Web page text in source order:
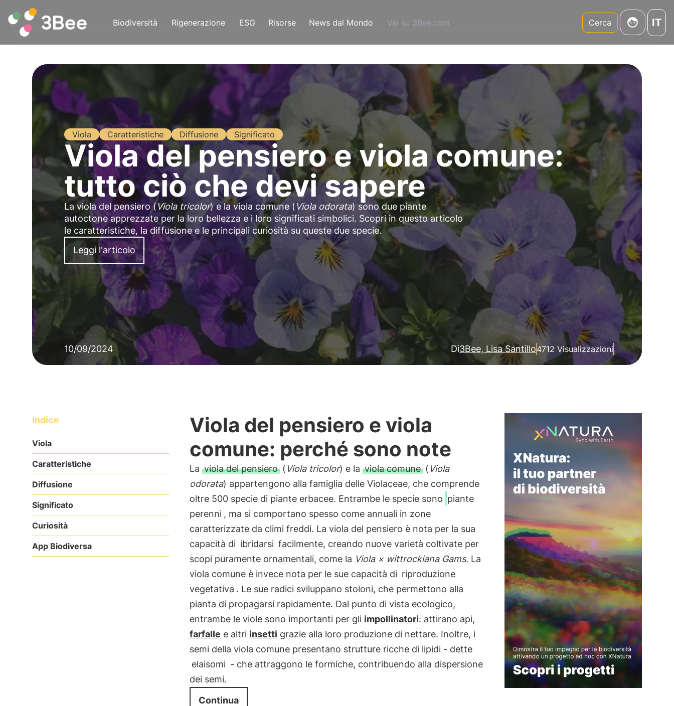
Biodiversità Rigenerazione ESG Risorse News dal Mondo Vai su 3Bee.com Cerca IT
Viola Caratteristiche Diffusione Significato
Viola del pensiero e viola comune:
tutto ciò che devi sapere
La viola del pensiero (Viola tricolor) e la viola comune (Viola odorata) sono due piante
autoctone apprezzate per la loro bellezza e i loro significati simbolici. Scopri in questo articolo
le caratteristiche, la diffusione e le principali curiosità su queste due specie.
Leggi l'articolo
10/09/2024 Di3Bee, Lisa Santillo4712 Visualizzazioni
Indice
Viola
Caratteristiche
Diffusione
Significato
Curiosità
App Biodiversa
Viola del pensiero e viola
comune: perché sono note
La viola del pensiero(Viola tricolor) e la viola comune(Viola
odorata) appartengono alla famiglia delle Violaceae, che comprende
oltre 500 specie di piante erbacee. Entrambe le specie sono piante
perenni , ma si comportano spesso come annuali in zone
caratterizzate da climi freddi. La viola del pensiero è nota per la sua
capacità di ibridarsi facilmente, creando nuove varietà coltivate per
scopi puramente ornamentali, come la Viola × wittrockiana Gams. La
viola comune è invece nota per le sue capacità di riproduzione
vegetativa . Le sue radici sviluppano stoloni, che permettono alla
pianta di propagarsi rapidamente. Dal punto di vista ecologico,
entrambe le viole sono importanti per gli impollinatori: attirano api,
farfalle e altri insetti grazie alla loro produzione di nettare. Inoltre, i
semi della viola comune presentano strutture ricche di lipidi - dette
elaisomi - che attraggono le formiche, contribuendo alla dispersione
dei semi.
Continua